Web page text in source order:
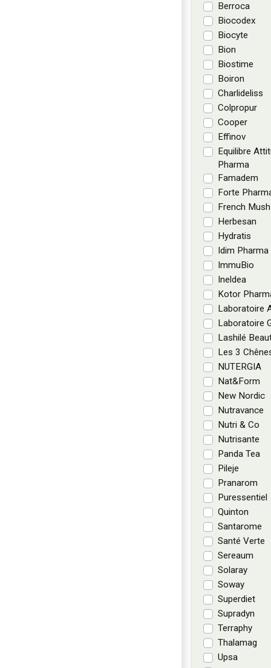
Berroca
Biocodex
Biocyte
Bion
Biostime
Boiron
Charlideliss
Colpropur
Cooper
Effinov
Equilibre
Pharma
Famadem
Forte
French Mush
Herbesan
Hydratis
Idim Pharma
ImmuBio
Ineldea
Kotor
Laboratoire
Laboratoire
Lashilé
Les 3
NUTERGIA
Nat&Form
New Nordic
Nutravance
Nutri & Co
Nutrisante
Panda Tea
Pileje
Pranarom
Puressentiel
Quinton
Santarome
Santé Verte
Sereaum
Solaray
Soway
Superdiet
Supradyn
Terraphy
Thalamag
Upsa